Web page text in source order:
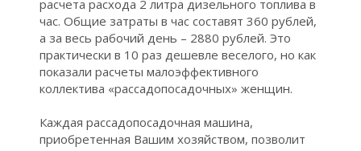
расчета расхода 2 литра дизельного топлива в
час. Общие затраты в час составят 360 рублей,
а за весь рабочий день – 2880 рублей. Это
практически в 10 раз дешевле веселого, но как
показали расчеты малоэффективного
коллектива «рассадопосадочных» женщин.
Каждая рассадопосадочная машина,
приобретенная Вашим хозяйством, позволит